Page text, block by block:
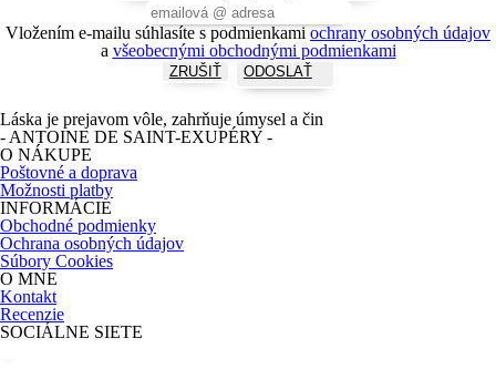
Vložením e-mailu súhlasíte s podmienkamiochrany osobných údajov
a všeobecnými obchodnými podmienkami
ZRUŠIŤ ODOSLAŤ
Láska je prejavom vôle, zahrňuje úmysel a čin
- ANTOINE DE SAINT-EXUPÉRY -
O NÁKUPE
Poštovné a doprava
Možnosti platby
INFORMÁCIE
Obchodné podmienky
Ochrana osobných údajov
Súbory Cookies
O MNE
Kontakt
Recenzie
SOCIÁLNE SIETE